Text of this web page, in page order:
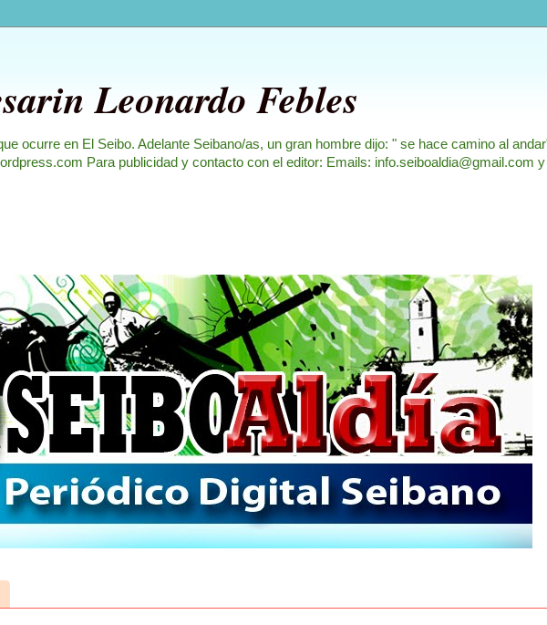
Leonardo Febles
ocurre en El Seibo. Adelante Seibano/as, un gran hombre dijo: " se hace camino al
Para publicidad y contacto con el editor: Emails: info.seiboaldia@gmail.com y